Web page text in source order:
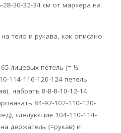
28-30-32-34 см от маркера на
тело и рукава, как описано
лицевых петель (= ½
114-116-120-124 петель
набрать 8-8-8-10-12-14
84-92-102-110-120-
следующие 104-110-114-
держатель (=рукав) и